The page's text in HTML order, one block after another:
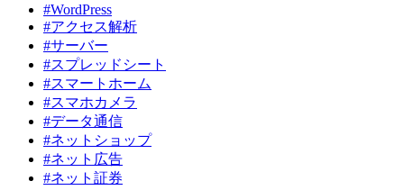
#WordPress
#アクセス解析
#サーバー
#スプレッドシート
#スマートホーム
#スマホカメラ
#データ通信
#ネットショップ
#ネット広告
#ネット証券